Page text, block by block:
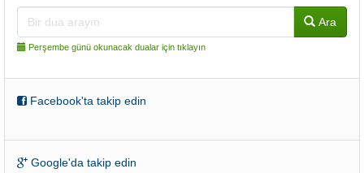
Ara
Perşembe günü okunacak dualar için tıklayın
Facebook'ta takip edin
Google'da takip edin